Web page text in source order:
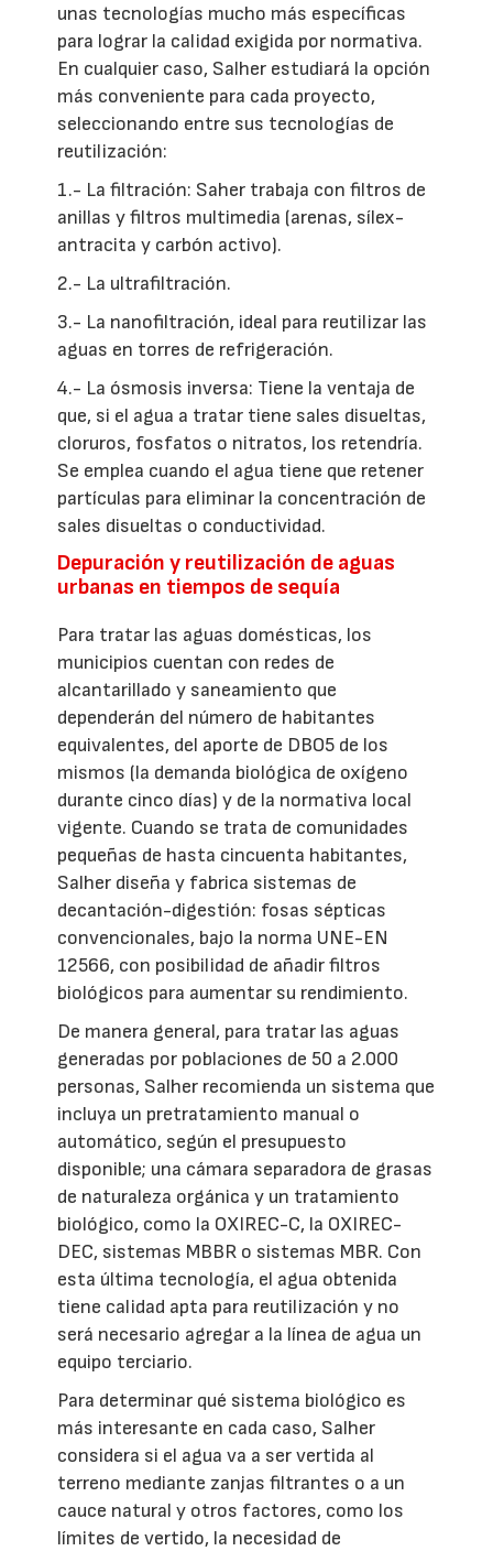
unas tecnologías mucho más específicas
para lograr la calidad exigida por normativa.
En cualquier caso, Salher estudiará la opción
más conveniente para cada proyecto,
seleccionando entre sus tecnologías de
reutilización:
1.- La filtración: Saher trabaja con filtros de
anillas y filtros multimedia (arenas, sílex-
antracita y carbón activo).
2.- La ultrafiltración.
3.- La nanofiltración, ideal para reutilizar las
aguas en torres de refrigeración.
4.- La ósmosis inversa: Tiene la ventaja de
que, si el agua a tratar tiene sales disueltas,
cloruros, fosfatos o nitratos, los retendría.
Se emplea cuando el agua tiene que retener
partículas para eliminar la concentración de
sales disueltas o conductividad.
Depuración y reutilización de aguas
urbanas en tiempos de sequía
Para tratar las aguas domésticas, los
municipios cuentan con redes de
alcantarillado y saneamiento que
dependerán del número de habitantes
equivalentes, del aporte de DBO5 de los
mismos (la demanda biológica de oxígeno
durante cinco días) y de la normativa local
vigente. Cuando se trata de comunidades
pequeñas de hasta cincuenta habitantes,
Salher diseña y fabrica sistemas de
decantación-digestión: fosas sépticas
convencionales, bajo la norma UNE-EN
12566, con posibilidad de añadir filtros
biológicos para aumentar su rendimiento.
De manera general, para tratar las aguas
generadas por poblaciones de 50 a 2.000
personas, Salher recomienda un sistema que
incluya un pretratamiento manual o
automático, según el presupuesto
disponible; una cámara separadora de grasas
de naturaleza orgánica y un tratamiento
biológico, como la OXIREC-C, la OXIREC-
DEC, sistemas MBBR o sistemas MBR. Con
esta última tecnología, el agua obtenida
tiene calidad apta para reutilización y no
será necesario agregar a la línea de agua un
equipo terciario.
Para determinar qué sistema biológico es
más interesante en cada caso, Salher
considera si el agua va a ser vertida al
terreno mediante zanjas filtrantes o a un
cauce natural y otros factores, como los
límites de vertido, la necesidad de